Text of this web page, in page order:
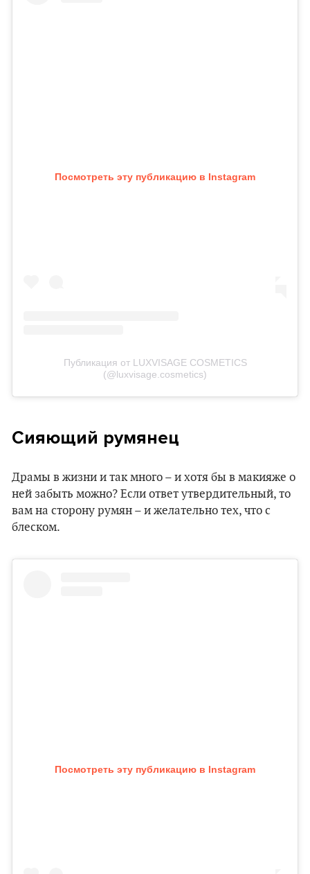
Посмотреть эту публикацию в Instagram
Публикация от LUXVISAGE COSMETICS
(@luxvisage.cosmetics)
Сияющий румянец
Драмы в жизни и так много – и хотя бы в макияже о
ней забыть можно? Если ответ утвердительный, то
вам на сторону румян – и желательно тех, что с
блеском.
Посмотреть эту публикацию в Instagram